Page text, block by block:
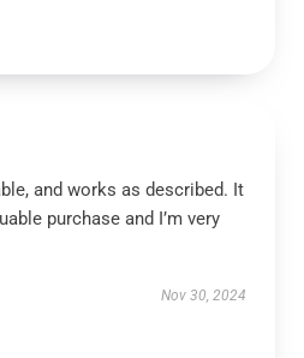
and works as described. It
purchase and I’m very
Nov 30, 2024